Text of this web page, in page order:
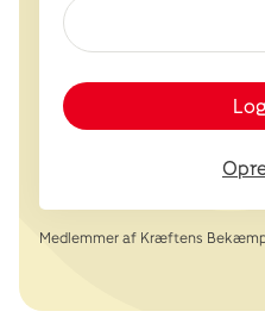
Medlemmer af Kræftens